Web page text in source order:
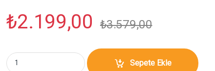
₺2.199,00 ₺3.579,00
Gdx Kumaş Fon Yeşil (3x3 Metre) Katlanabilir / Yıkanabilir miktar
Sepete Ekle